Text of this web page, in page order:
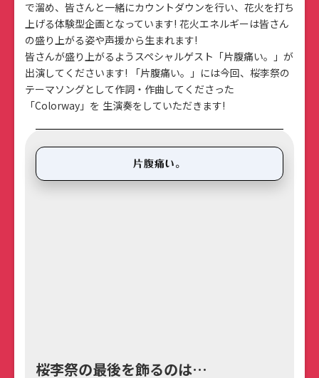
で溜め、皆さんと一緒にカウントダウンを行い、花火を打ち
上げる体験型企画となっています! 花火エネルギーは皆さん
の盛り上がる姿や声援から生まれます!
皆さんが盛り上がるようスペシャルゲスト「片腹痛い。」が
出演してくださいます! 「片腹痛い。」には今回、桜李祭の
テーマソングとして作詞・作曲してくださった
「Colorway」を 生演奏をしていただきます!
片腹痛い。
桜李祭の最後を飾るのは…